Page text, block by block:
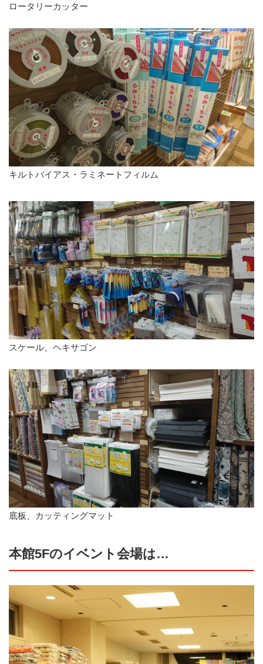
ロータリーカッター
キルトバイアス・ラミネートフィルム
スケール、ヘキサゴン
底板、カッティングマット
本館5Fのイベント会場は…